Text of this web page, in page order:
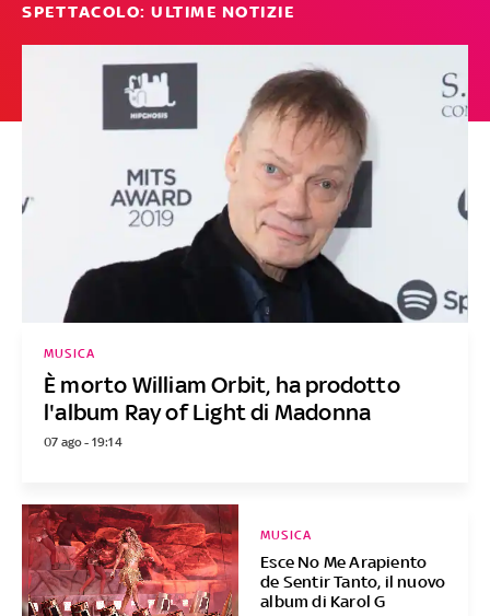
SPETTACOLO: ULTIME NOTIZIE
È morto William Orbit, ha prodotto
l'album Ray of Light di Madonna
MUSICA
07 ago - 19:14
Esce No Me Arapiento
de Sentir Tanto, il nuovo
album di Karol G
MUSICA